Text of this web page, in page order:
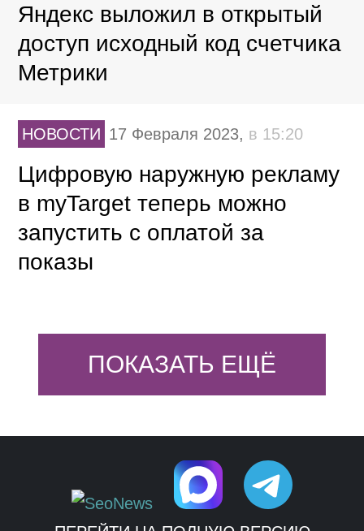
Яндекс выложил в открытый
доступ исходный код счетчика
Метрики
НОВОСТИ 17 Февраля 2023, в 15:20
Цифровую наружную рекламу
в myTarget теперь можно
запустить с оплатой за
показы
ПОКАЗАТЬ ЕЩЁ